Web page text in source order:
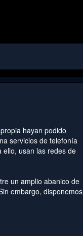
hayan podido
servicios de telefonía
ello, usan las redes de
un amplio abanico de
embargo, disponemos